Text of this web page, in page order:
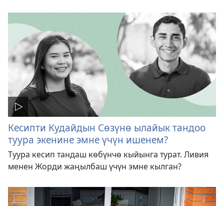
Кесипти Кудайдын Сөзүнө ылайык тандоо
туура экенине эмне үчүн ишенем?
Туура кесип тандаш көбүнчө кыйынга турат. Ливия
менен Жорди жаңылбаш үчүн эмне кылган?